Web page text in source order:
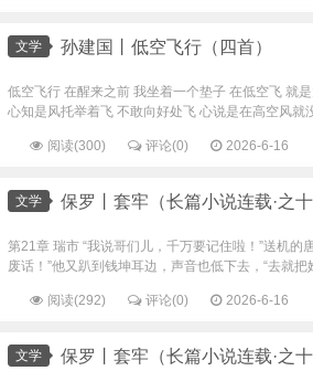
文学 孙建国丨低空飞行（四首）
低空飞行 在醒来之前 我坐着一个垫子 在低空飞 就
心知是风托举着飞 不敢向好处飞 心说是在高空风就
阅读(300) 评论(0) 2026-6-16
文学 保罗丨套牢（长篇小说连载·之十
第21章 瑞市 “我说哥们儿，千万要记住啦！”送机
废话！”他又趴到钱坤耳边，声音也低下去，“去就
阅读(292) 评论(0) 2026-6-16
文学 保罗丨套牢（长篇小说连载·之十